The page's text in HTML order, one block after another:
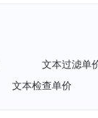
文本过滤单
文本检查单价